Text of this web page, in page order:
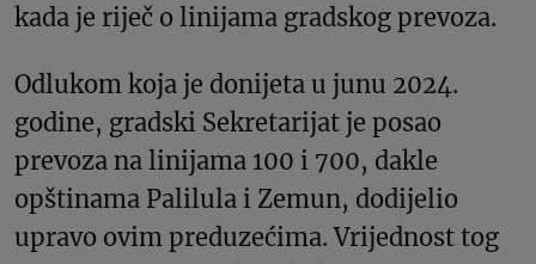
kada je riječ o linijama gradskog prevoza.
Odlukom koja je donijeta u junu 2024.
godine, gradski Sekretarijat je posao
prevoza na linijama 100 i 700, dakle
opštinama Palilula i Zemun, dodijelio
upravo ovim preduzećima. Vrijednost tog